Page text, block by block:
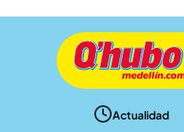
Actualidad